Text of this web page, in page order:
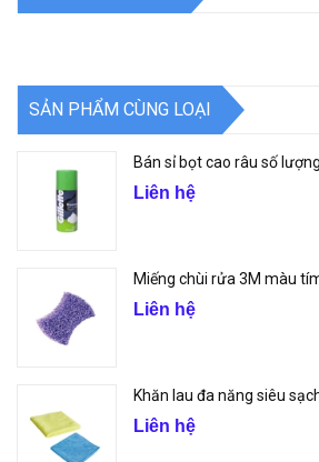
SẢN PHẨM CÙNG LOẠI
Bán sỉ bọt cao râu số
Liên hệ
Miếng chùi rửa 3M màu
Liên hệ
Khăn lau đa năng siêu
Liên hệ